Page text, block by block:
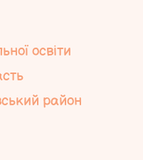
освіти
район